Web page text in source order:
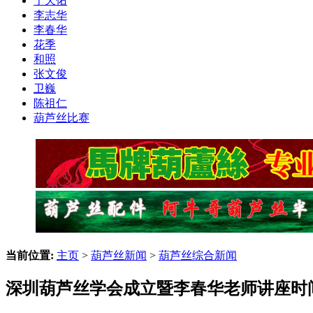
李志华
李春华
花季
和照
张文俊
卫巍
陈祖仁
葫芦丝比赛
当前位置: 主页 > 葫芦丝新闻 > 葫芦丝综合新闻
深圳葫芦丝学会成立暨李春华老师讲座时